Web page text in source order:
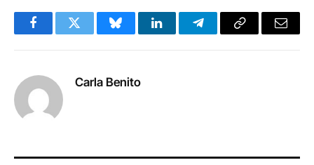
FacebookTwitter BlueskyLinkedInTelegramCopy
Email
Carla Benito